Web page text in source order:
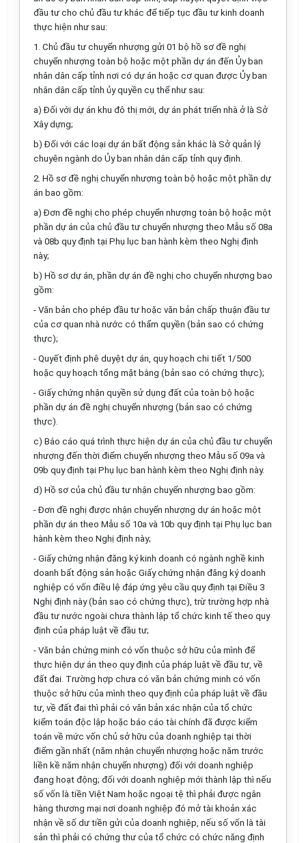
đầu tư cho chủ đầu tư khác để tiếp tục đầu tư kinh doanh
thực hiện như sau:
1. Chủ đầu tư chuyển nhượng gửi 01 bộ hồ sơ đề nghị
chuyển nhượng toàn bộ hoặc một phần dự án đến Ủy ban
nhân dân cấp tỉnh nơi có dự án hoặc cơ quan được Ủy ban
nhân dân cấp tỉnh ủy quyền cụ thể như sau:
a) Đối với dự án khu đô thị mới, dự án phát triển nhà ở là Sở
Xây dựng;
b) Đối với các loại dự án bất động sản khác là Sở quản lý
chuyên ngành do Ủy ban nhân dân cấp tỉnh quy định.
2. Hồ sơ đề nghị chuyển nhượng toàn bộ hoặc một phần dự
án bao gồm:
a) Đơn đề nghị cho phép chuyển nhượng toàn bộ hoặc một
phần dự án của chủ đầu tư chuyển nhượng theo Mẫu số 08a
và 08b quy định tại Phụ lục ban hành kèm theo Nghị định
này;
b) Hồ sơ dự án, phần dự án đề nghị cho chuyển nhượng bao
gồm:
- Văn bản cho phép đầu tư hoặc văn bản chấp thuận đầu tư
của cơ quan nhà nước có thẩm quyền (bản sao có chứng
thực);
- Quyết định phê duyệt dự án, quy hoạch chi tiết 1/500
hoặc quy hoạch tổng mặt bằng (bản sao có chứng thực);
- Giấy chứng nhận quyền sử dụng đất của toàn bộ hoặc
phần dự án đề nghị chuyển nhượng (bản sao có chứng
thực).
c) Báo cáo quá trình thực hiện dự án của chủ đầu tư chuyển
nhượng đến thời điểm chuyển nhượng theo Mẫu số 09a và
09b quy định tại Phụ lục ban hành kèm theo Nghị định này.
d) Hồ sơ của chủ đầu tư nhận chuyển nhượng bao gồm:
- Đơn đề nghị được nhận chuyển nhượng dự án hoặc một
phần dự án theo Mẫu số 10a và 10b quy định tại Phụ lục ban
hành kèm theo Nghị định này;
- Giấy chứng nhận đăng ký kinh doanh có ngành nghề kinh
doanh bất động sản hoặc Giấy chứng nhận đăng ký doanh
nghiệp có vốn điều lệ đáp ứng yêu cầu quy định tại Điều 3
Nghị định này (bản sao có chứng thực), trừ trường hợp nhà
đầu tư nước ngoài chưa thành lập tổ chức kinh tế theo quy
định của pháp luật về đầu tư;
- Văn bản chứng minh có vốn thuộc sở hữu của mình để
thực hiện dự án theo quy định của pháp luật về đầu tư, về
đất đai. Trường hợp chưa có văn bản chứng minh có vốn
thuộc sở hữu của mình theo quy định của pháp luật về đầu
tư, về đất đai thì phải có văn bản xác nhận của tổ chức
kiểm toán độc lập hoặc báo cáo tài chính đã được kiểm
toán về mức vốn chủ sở hữu của doanh nghiệp tại thời
điểm gần nhất (năm nhận chuyển nhượng hoặc năm trước
liền kề năm nhận chuyển nhượng) đối với doanh nghiệp
đang hoạt động; đối với doanh nghiệp mới thành lập thì nếu
số vốn là tiền Việt Nam hoặc ngoại tệ thì phải được ngân
hàng thương mại nơi doanh nghiệp đó mở tài khoản xác
nhận về số dư tiền gửi của doanh nghiệp, nếu số vốn là tài
sản thì phải có chứng thư của tổ chức có chức năng định